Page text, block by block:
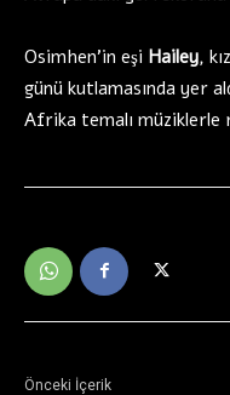
Osimhen’in eşi Hailey,
günü kutlamasında yer
Afrika temalı müziklerle
Önceki İçerik